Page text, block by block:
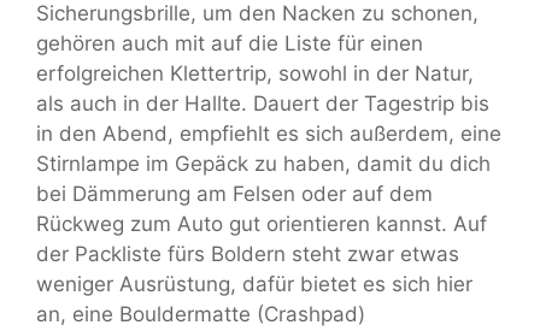
Sicherungsbrille, um den Nacken zu schonen,
gehören auch mit auf die Liste für einen
erfolgreichen Klettertrip, sowohl in der Natur,
als auch in der Hallte. Dauert der Tagestrip bis
in den Abend, empfiehlt es sich außerdem, eine
Stirnlampe im Gepäck zu haben, damit du dich
bei Dämmerung am Felsen oder auf dem
Rückweg zum Auto gut orientieren kannst. Auf
der Packliste fürs Boldern steht zwar etwas
weniger Ausrüstung, dafür bietet es sich hier
an, eine Bouldermatte (Crashpad)